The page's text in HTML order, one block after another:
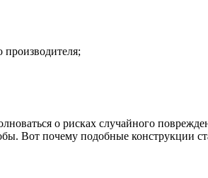
производителя;
о рисках случайного
Вот почему подобные конструкции